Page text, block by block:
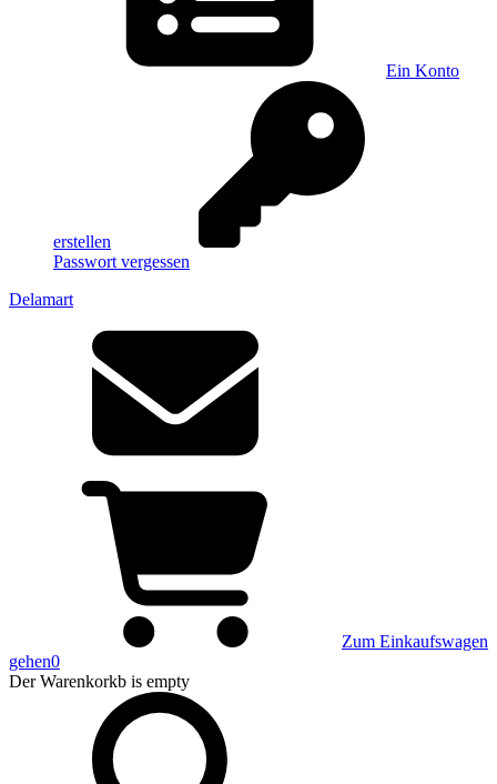
Ein Konto
erstellen
Passwort vergessen
Delamart
Zum Einkaufswagen
gehen0
Der Warenkorkb is empty